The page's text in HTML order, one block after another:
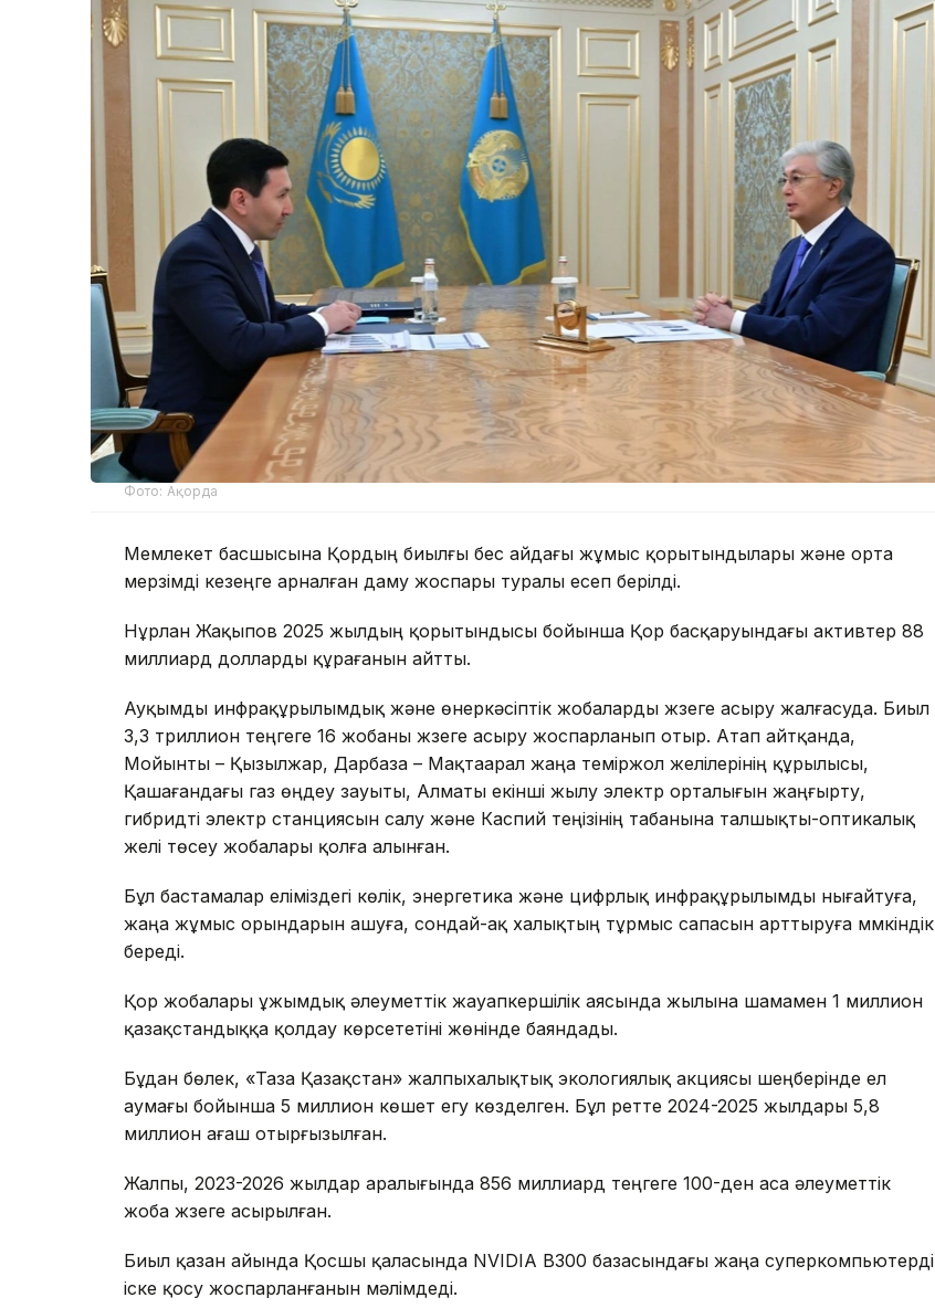
Фото: Ақорда
Мемлекет басшысына Қордың биылғы бес айдағы жұмыс қорытындылары және орта
мерзімді кезеңге арналған даму жоспары туралы есеп берілді.
Нұрлан Жақыпов 2025 жылдың қорытындысы бойынша Қор басқаруындағы активтер 88
миллиард долларды құрағанын айтты.
Ауқымды инфрақұрылымдық және өнеркәсіптік жобаларды жүзеге асыру жалғасуда. Биыл
3,3 триллион теңгеге 16 жобаны жүзеге асыру жоспарланып отыр. Атап айтқанда,
Мойынты – Қызылжар, Дарбаза – Мақтаарал жаңа теміржол желілерінің құрылысы,
Қашағандағы газ өңдеу зауыты, Алматы екінші жылу электр орталығын жаңғырту,
гибридті электр станциясын салу және Каспий теңізінің табанына талшықты-оптикалық
желі төсеу жобалары қолға алынған.
Бұл бастамалар еліміздегі көлік, энергетика және цифрлық инфрақұрылымды нығайтуға,
жаңа жұмыс орындарын ашуға, сондай-ақ халықтың тұрмыс сапасын арттыруға мүмкіндік
береді.
Қор жобалары ұжымдық әлеуметтік жауапкершілік аясында жылына шамамен 1 миллион
қазақстандыққа қолдау көрсететіні жөнінде баяндады.
Бұдан бөлек, «Таза Қазақстан» жалпыхалықтық экологиялық акциясы шеңберінде ел
аумағы бойынша 5 миллион көшет егу көзделген. Бұл ретте 2024-2025 жылдары 5,8
миллион ағаш отырғызылған.
Жалпы, 2023-2026 жылдар аралығында 856 миллиард теңгеге 100-ден аса әлеуметтік
жоба жүзеге асырылған.
Биыл қазан айында Қосшы қаласында NVIDIA B300 базасындағы жаңа суперкомпьютерді
іске қосу жоспарланғанын мәлімдеді.